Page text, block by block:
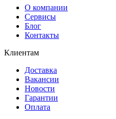
О компании
Сервисы
Блог
Контакты
Клиентам
Доставка
Вакансии
Новости
Гарантии
Оплата